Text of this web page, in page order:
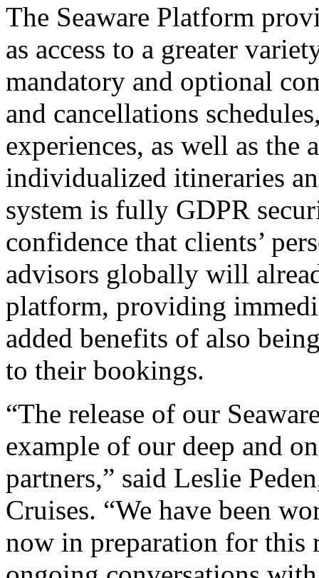
The Seaware Platform
as access to a greater
mandatory and optional
and cancellations
experiences, as well as the
individualized itineraries
system is fully GDPR
confidence that clients’
advisors globally will
platform, providing
added benefits of also
to their bookings.
“The release of our
example of our deep and
partners,” said Leslie
Cruises. “We have been
now in preparation for this